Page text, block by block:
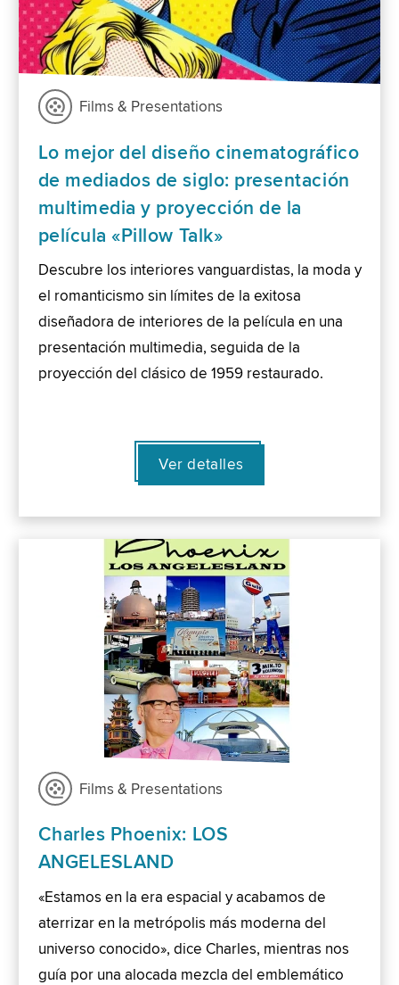
Films & Presentations
Lo mejor del diseño cinematográfico
de mediados de siglo: presentación
multimedia y proyección de la
película «Pillow Talk»
Descubre los interiores vanguardistas, la moda y
el romanticismo sin límites de la exitosa
diseñadora de interiores de la película en una
presentación multimedia, seguida de la
proyección del clásico de 1959 restaurado.
Ver detalles
Films & Presentations
Charles Phoenix: LOS
ANGELESLAND
«Estamos en la era espacial y acabamos de
aterrizar en la metrópolis más moderna del
universo conocido», dice Charles, mientras nos
guía por una alocada mezcla del emblemático